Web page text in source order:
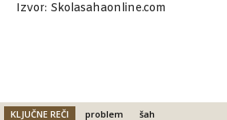
Izvor: Skolasahaonline.com
KLJUČNE REČI problem šah